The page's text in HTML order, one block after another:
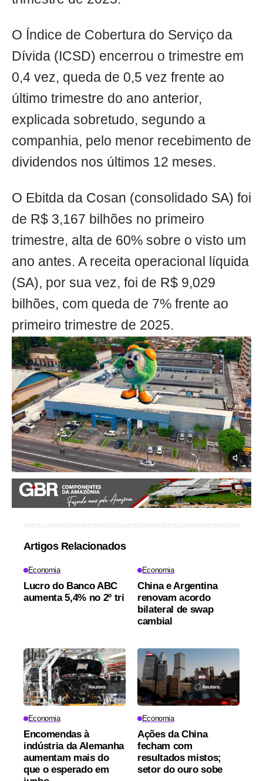
O Índice de Cobertura do Serviço da
Dívida (ICSD) encerrou o trimestre em
0,4 vez, queda de 0,5 vez frente ao
último trimestre do ano anterior,
explicada sobretudo, segundo a
companhia, pelo menor recebimento de
dividendos nos últimos 12 meses.
O Ebitda da Cosan (consolidado SA) foi
de R$ 3,167 bilhões no primeiro
trimestre, alta de 60% sobre o visto um
ano antes. A receita operacional líquida
(SA), por sua vez, foi de R$ 9,029
bilhões, com queda de 7% frente ao
primeiro trimestre de 2025.
Artigos Relacionados
Economia
Lucro do Banco ABC
aumenta 5,4% no 2º tri
Economia
China e Argentina
renovam acordo
bilateral de swap
cambial
Economia
Encomendas à
indústria da Alemanha
aumentam mais do
que o esperado em
Economia
Ações da China
fecham com
resultados mistos;
setor do ouro sobe